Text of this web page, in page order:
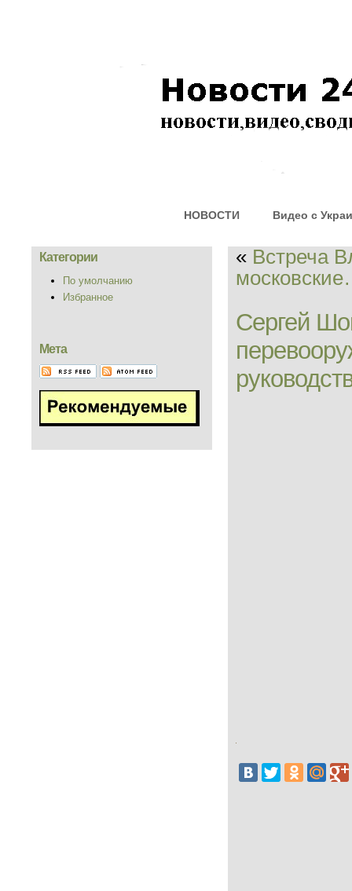
НОВОСТИ Видео с
Категории
По умолчанию
Избранное
Мета
« Встреча
Сергей